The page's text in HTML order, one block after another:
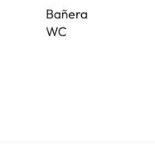
Bañera
WC